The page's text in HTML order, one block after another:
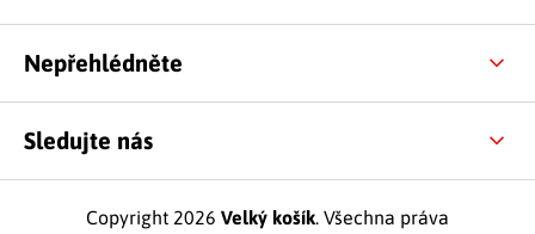
Nepřehlédněte
Sledujte nás
Copyright 2026 Velký košík. Všechna práva